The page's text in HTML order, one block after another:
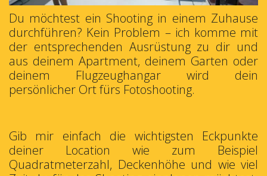
Du möchtest ein Shooting in einem Zuhause
durchführen? Kein Problem – ich komme mit
der entsprechenden Ausrüstung zu dir und
aus deinem Apartment, deinem Garten oder
deinem Flugzeughangar wird dein
persönlicher Ort fürs Fotoshooting.
Gib mir einfach die wichtigsten Eckpunkte
deiner Location wie zum Beispiel
Quadratmeterzahl, Deckenhöhe und wie viel